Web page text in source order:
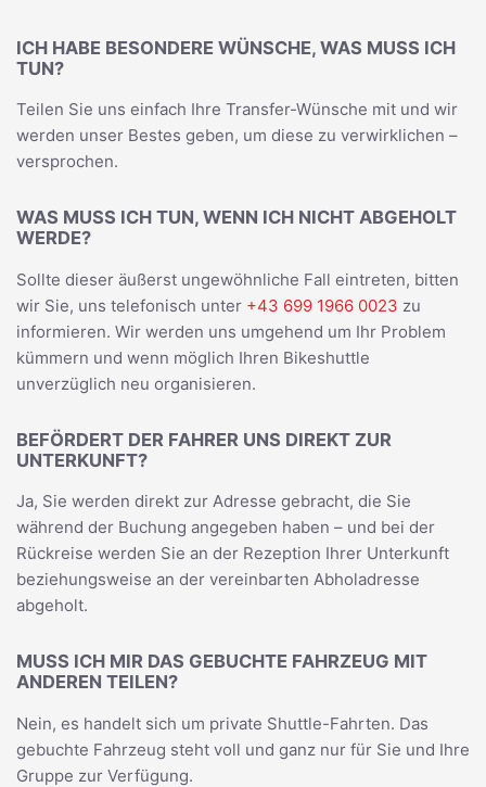
ICH HABE BESONDERE WÜNSCHE, WAS MUSS ICH
TUN?
Teilen Sie uns einfach Ihre Transfer-Wünsche mit und wir
werden unser Bestes geben, um diese zu verwirklichen –
versprochen.
WAS MUSS ICH TUN, WENN ICH NICHT ABGEHOLT
WERDE?
Sollte dieser äußerst ungewöhnliche Fall eintreten, bitten
wir Sie, uns telefonisch unter +43 699 1966 0023 zu
informieren. Wir werden uns umgehend um Ihr Problem
kümmern und wenn möglich Ihren Bikeshuttle
unverzüglich neu organisieren.
BEFÖRDERT DER FAHRER UNS DIREKT ZUR
UNTERKUNFT?
Ja, Sie werden direkt zur Adresse gebracht, die Sie
während der Buchung angegeben haben – und bei der
Rückreise werden Sie an der Rezeption Ihrer Unterkunft
beziehungsweise an der vereinbarten Abholadresse
abgeholt.
MUSS ICH MIR DAS GEBUCHTE FAHRZEUG MIT
ANDEREN TEILEN?
Nein, es handelt sich um private Shuttle-Fahrten. Das
gebuchte Fahrzeug steht voll und ganz nur für Sie und Ihre
Gruppe zur Verfügung.